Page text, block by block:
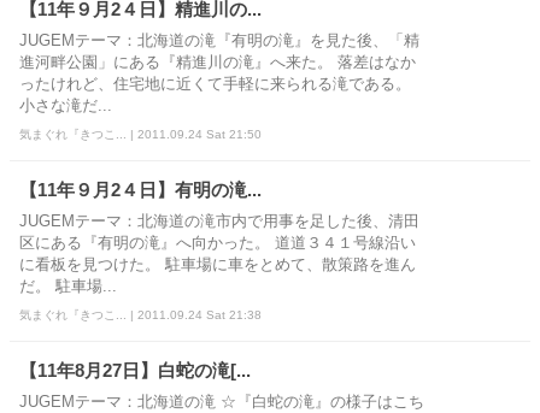
【11年９月2４日】精進川の...
JUGEMテーマ：北海道の滝『有明の滝』を見た後、「精
進河畔公園」にある『精進川の滝』へ来た。 落差はなか
ったけれど、住宅地に近くて手軽に来られる滝である。
小さな滝だ...
気まぐれ『きつこ... | 2011.09.24 Sat 21:50
【11年９月2４日】有明の滝...
JUGEMテーマ：北海道の滝市内で用事を足した後、清田
区にある『有明の滝』へ向かった。 道道３４１号線沿い
に看板を見つけた。 駐車場に車をとめて、散策路を進ん
だ。 駐車場...
気まぐれ『きつこ... | 2011.09.24 Sat 21:38
【11年8月27日】白蛇の滝[...
JUGEMテーマ：北海道の滝 ☆『白蛇の滝』の様子はこち